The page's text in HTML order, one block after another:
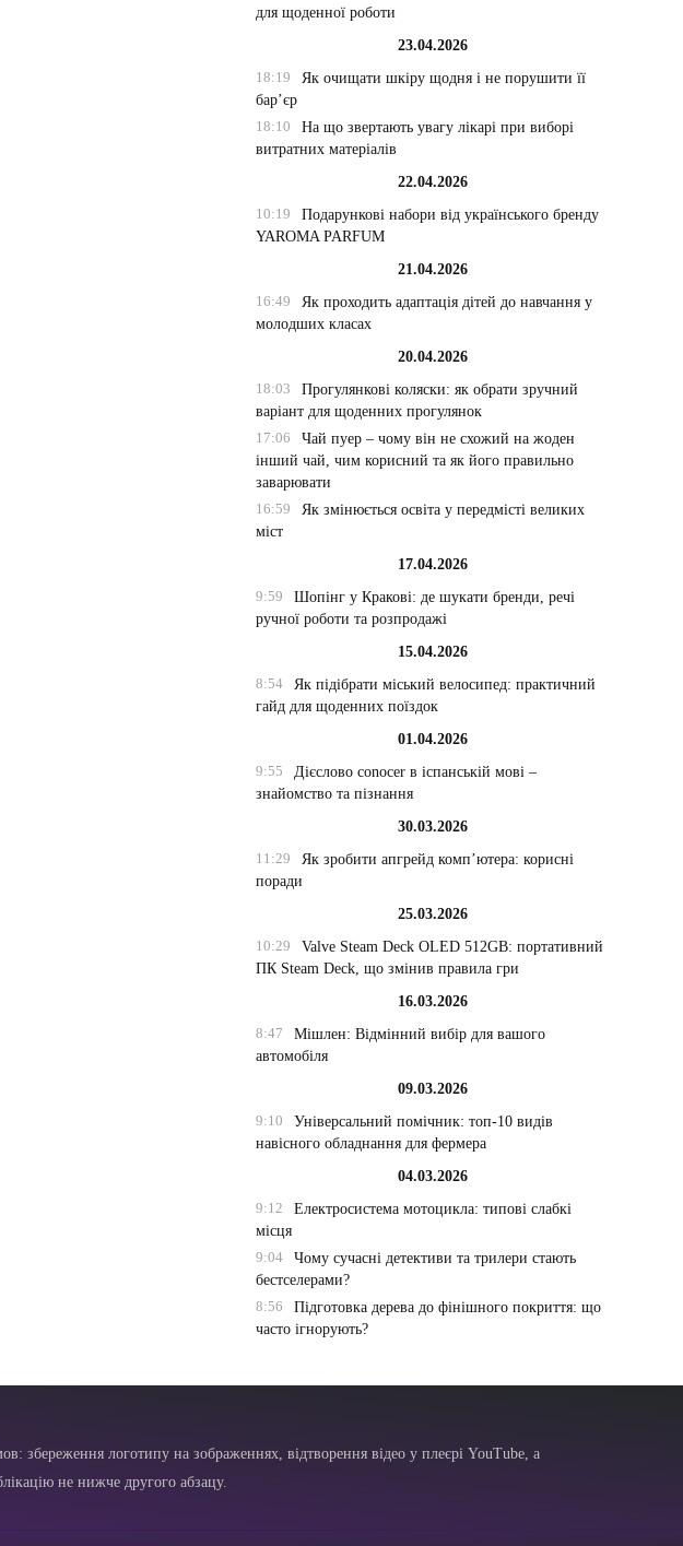
для щоденної роботи
23.04.2026
18:19
Як очищати шкіру щодня і не порушити її
бар’єр
18:10
На що звертають увагу лікарі при виборі
витратних матеріалів
22.04.2026
10:19
Подарункові набори від українського бренду
YAROMA PARFUM
21.04.2026
16:49
Як проходить адаптація дітей до навчання у
молодших класах
20.04.2026
18:03
Прогулянкові коляски: як обрати зручний
варіант для щоденних прогулянок
17:06
Чай пуер – чому він не схожий на жоден
інший чай, чим корисний та як його правильно
заварювати
16:59
Як змінюється освіта у передмісті великих
міст
17.04.2026
9:59
Шопінг у Кракові: де шукати бренди, речі
ручної роботи та розпродажі
15.04.2026
8:54
Як підібрати міський велосипед: практичний
гайд для щоденних поїздок
01.04.2026
9:55
Дієслово conocer в іспанській мові –
знайомство та пізнання
30.03.2026
11:29
Як зробити апгрейд комп’ютера: корисні
поради
25.03.2026
10:29
Valve Steam Deck OLED 512GB: портативний
ПК Steam Deck, що змінив правила гри
16.03.2026
8:47
Мішлен: Відмінний вибір для вашого
автомобіля
09.03.2026
9:10
Універсальний помічник: топ-10 видів
навісного обладнання для фермера
04.03.2026
9:12
Електросистема мотоцикла: типові слабкі
місця
9:04
Чому сучасні детективи та трилери стають
бестселерами?
8:56
Підготовка дерева до фінішного покриття: що
часто ігнорують?
збереження логотипу на зображеннях, відтворення відео у плеєрі YouTube, а
не нижче другого абзацу.